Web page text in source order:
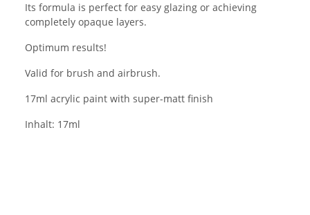
Its formula is perfect for easy glazing or achieving
completely opaque layers.
Optimum results!
Valid for brush and airbrush.
17ml acrylic paint with super-matt finish
Inhalt: 17ml